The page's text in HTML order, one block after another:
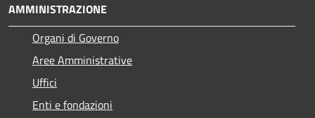
AMMINISTRAZIONE
Organi di Governo
Aree Amministrative
Uffici
Enti e fondazioni